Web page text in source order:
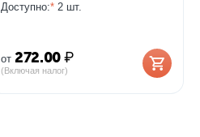
Доступно:* 2 шт.
от 272.00₽
(Включая налог)